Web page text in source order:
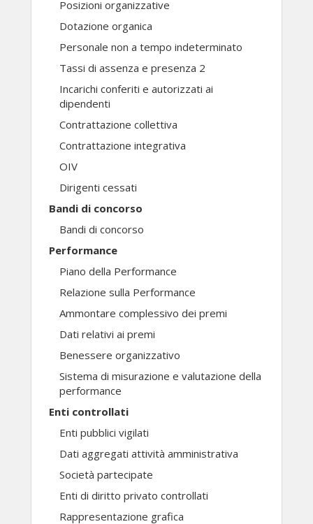
Posizioni organizzative
Dotazione organica
Personale non a tempo indeterminato
Tassi di assenza e presenza 2
Incarichi conferiti e autorizzati ai
dipendenti
Contrattazione collettiva
Contrattazione integrativa
OIV
Dirigenti cessati
Bandi di concorso
Bandi di concorso
Performance
Piano della Performance
Relazione sulla Performance
Ammontare complessivo dei premi
Dati relativi ai premi
Benessere organizzativo
Sistema di misurazione e valutazione della
performance
Enti controllati
Enti pubblici vigilati
Dati aggregati attività amministrativa
Società partecipate
Enti di diritto privato controllati
Rappresentazione grafica